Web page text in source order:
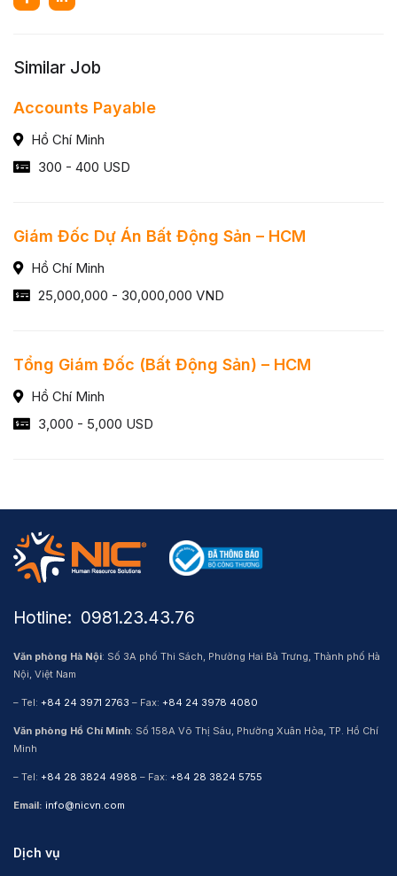
Similar Job
Accounts Payable
Hồ Chí Minh
300 - 400 USD
Giám Đốc Dự Án Bất Động Sản – HCM
Hồ Chí Minh
25,000,000 - 30,000,000 VND
Tổng Giám Đốc (Bất Động Sản) – HCM
Hồ Chí Minh
3,000 - 5,000 USD
Hotline: ​ 0981.23.43.76
Văn phòng Hà Nội: Số 3A phố Thi Sách, Phường Hai Bà Trưng, Thành phố Hà
Nội, Việt Nam
– Tel: +84 24 3971 2763 – Fax: +84 24 3978 4080
Văn phòng Hồ Chí Minh: Số 158A Võ Thị Sáu, Phường Xuân Hòa, TP. Hồ Chí
Minh
– Tel: +84 28 3824 4988 – Fax: +84 28 3824 5755
Email: info@nicvn.com
Dịch vụ